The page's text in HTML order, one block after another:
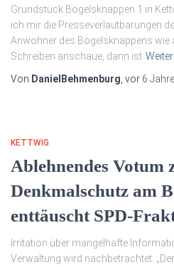
Grundstück Bögelsknappen 1 in
ich mir die Presseverlautbarungen
Anwohner des Bögelsknappens wie
Schreiben anschaue, dann ist
Von DanielBehmenburg , vor 6
KETTWIG
Ablehnendes Votum
Denkmalschutz am
enttäuscht SPD-
Irritation über mangelhafte
Verwaltung wird nachbetrachtet.